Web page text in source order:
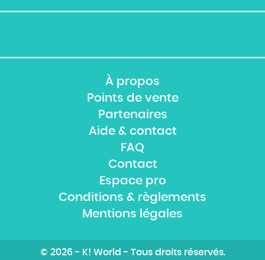
À propos
Points de vente
Partenaires
Aide & contact
FAQ
Contact
Espace pro
Conditions & règlements
Mentions légales
© 2026 - K! World - Tous droits réservés.